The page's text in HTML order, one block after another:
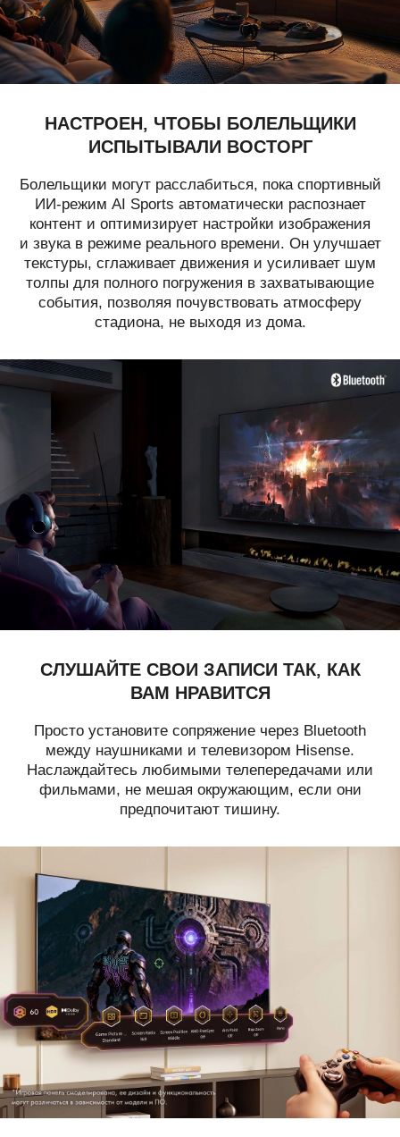
НАСТРОЕН, ЧТОБЫ БОЛЕЛЬЩИКИ
ИСПЫТЫВАЛИ ВОСТОРГ
Болельщики могут расслабиться, пока спортивный
ИИ-режим AI Sports автоматически распознает
контент и оптимизирует настройки изображения
и звука в режиме реального времени. Он улучшает
текстуры, сглаживает движения и усиливает шум
толпы для полного погружения в захватывающие
события, позволяя почувствовать атмосферу
стадиона, не выходя из дома.
СЛУШАЙТЕ СВОИ ЗАПИСИ ТАК, КАК
ВАМ НРАВИТСЯ
Просто установите сопряжение через Bluetooth
между наушниками и телевизором Hisense.
Наслаждайтесь любимыми телепередачами или
фильмами, не мешая окружающим, если они
предпочитают тишину.